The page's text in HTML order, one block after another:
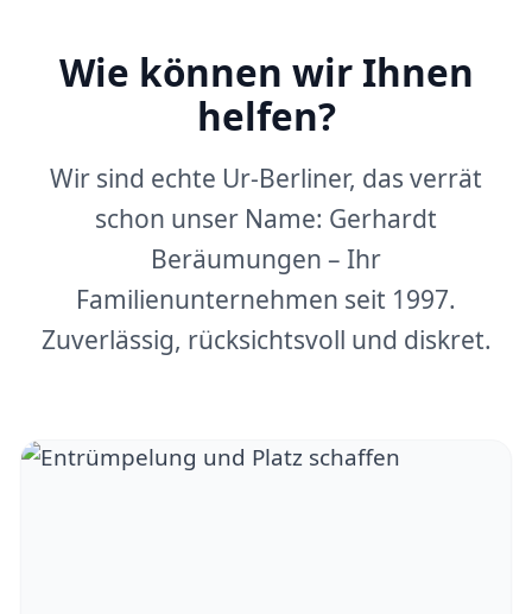
Wie können wir Ihnen
helfen?
Wir sind echte Ur-Berliner, das verrät
schon unser Name: Gerhardt
Beräumungen – Ihr
Familienunternehmen seit 1997.
Zuverlässig, rücksichtsvoll und diskret.